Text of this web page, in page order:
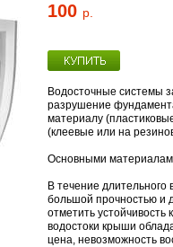
100 р.
Водосточные системы
разрушение
материалу
(клеевые или на
Основными
В течение
большой прочностью и
отметить
водостоки крыши
цена, невозможность